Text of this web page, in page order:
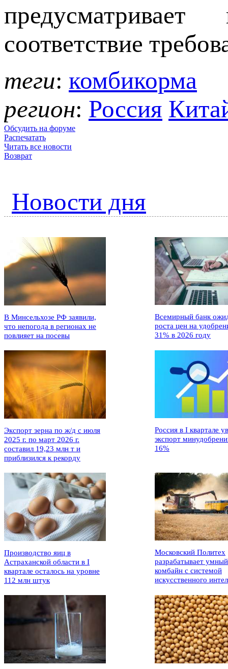
соответствие
теги: комбикорма
регион: Россия
Обсудить на форуме
Распечатать
Читать все новости
Возврат
Новости дня
В Минсельхозе РФ заявили,
что непогода в регионах не
повлияет на посевы
Всемирный банк
роста цен на
31% в 2026 году
Экспорт зерна по ж/д с июля
2025 г. по март 2026 г.
составил 19,23 млн т и
приблизился к рекорду
Россия в I квартале
экспорт
16%
Производство яиц в
Астраханской области в I
квартале осталось на уровне
112 млн штук
Московский Политех
разрабатывает умный
комбайн с системой
искусственного